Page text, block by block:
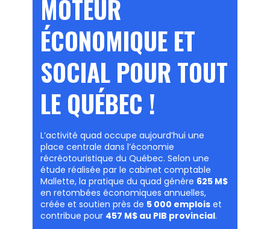
MOTEUR
ÉCONOMIQUE ET
SOCIAL POUR TOUT
LE QUÉBEC !
L’activité quad occupe aujourd’hui une
place centrale dans l’économie
récréotouristique du Québec. Selon une
étude réalisée par le cabinet comptable
Mallette, la pratique du quad génère 625 M$
en retombées économiques annuelles,
créée et soutien près de 5 000 emplois et
contribue pour 457 M$ au PIB provincial.